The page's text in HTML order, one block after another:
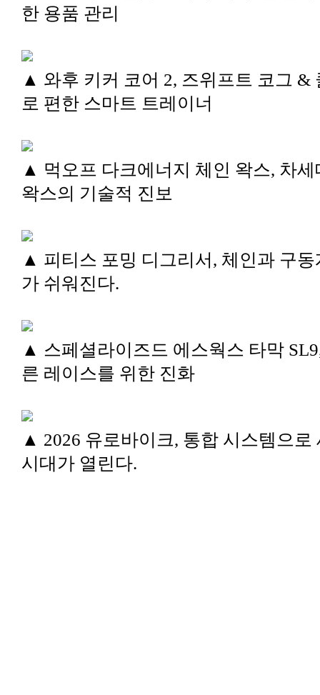
한 용품 관리
▲ 와후 키커 코어 2, 즈위프트 코그 &
로 편한 스마트 트레이너
▲ 먹오프 다크에너지 체인 왁스, 차세
왁스의 기술적 진보
▲ 피티스 포밍 디그리서, 체인과 구동
가 쉬워진다.
▲ 스페셜라이즈드 에스웍스 타막
른 레이스를 위한 진화
▲ 2026 유로바이크, 통합 시스템으로
시대가 열린다.